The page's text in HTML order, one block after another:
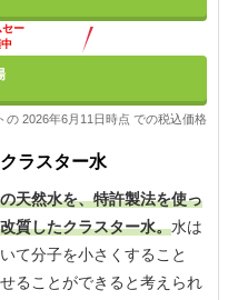
セー
2026年6月11日時点 での税込価格
ラスター水
天然水を、特許製法を使っ
質したクラスター水。水は
て分子を小さくすること
ることができると考えられ